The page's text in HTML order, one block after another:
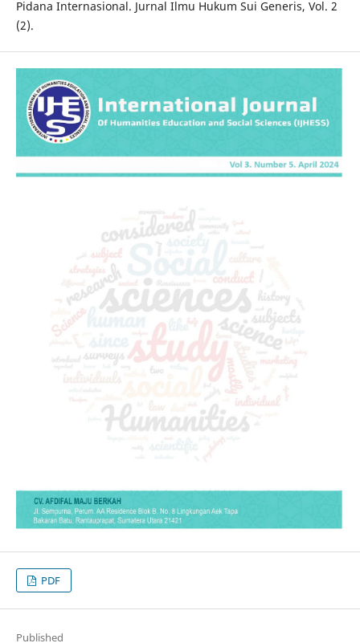
Pidana Internasional. Jurnal Ilmu Hukum Sui Generis, Vol. 2
(2).
PDF
Published